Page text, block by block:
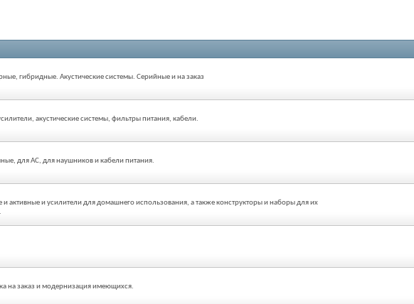
гибридные. Акустические системы. Серийные и на заказ
акустические системы, фильтры питания, кабели.
для АС, для наушников и кабели питания.
и активные и усилители для домашнего использования, а также конструкторы и наборы для их
на заказ и модернизация имеющихся.